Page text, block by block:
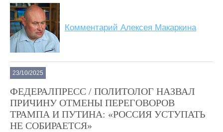
Комментарий Алексея Макаркина
23/10/2025
ФЕДЕРАЛПРЕСС / ПОЛИТОЛОГ НАЗВАЛ
ПРИЧИНУ ОТМЕНЫ ПЕРЕГОВОРОВ
ТРАМПА И ПУТИНА: «РОССИЯ УСТУПАТЬ
НЕ СОБИРАЕТСЯ»